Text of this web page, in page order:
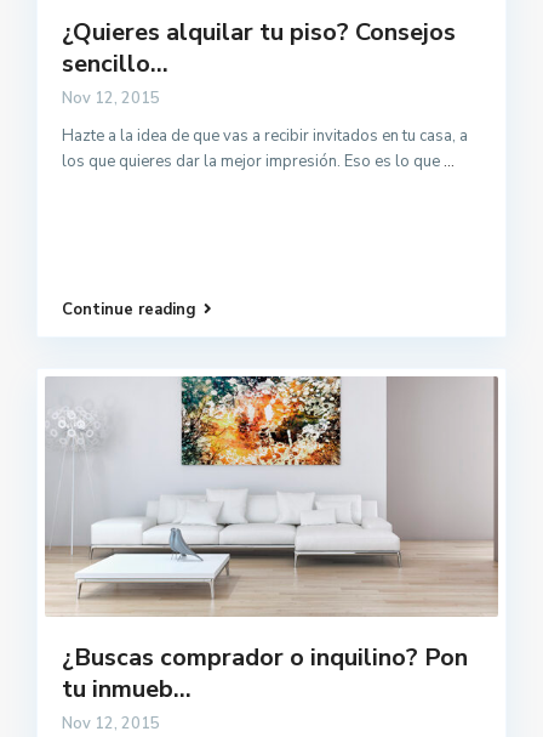
¿Quieres alquilar tu piso? Consejos
sencillo...
Nov 12, 2015
Hazte a la idea de que vas a recibir invitados en tu casa, a
los que quieres dar la mejor impresión. Eso es lo que...
Continue reading
¿Buscas comprador o inquilino? Pon
tu inmueb...
Nov 12, 2015